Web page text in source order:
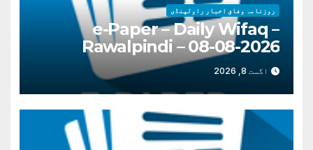
روزنامہ وفاق اخبار راولپنڈی
e-Paper – Daily Wifaq –
Rawalpindi – 08-08-2026
اگست 8, 2026